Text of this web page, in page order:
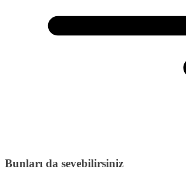
Bunları da sevebilirsiniz